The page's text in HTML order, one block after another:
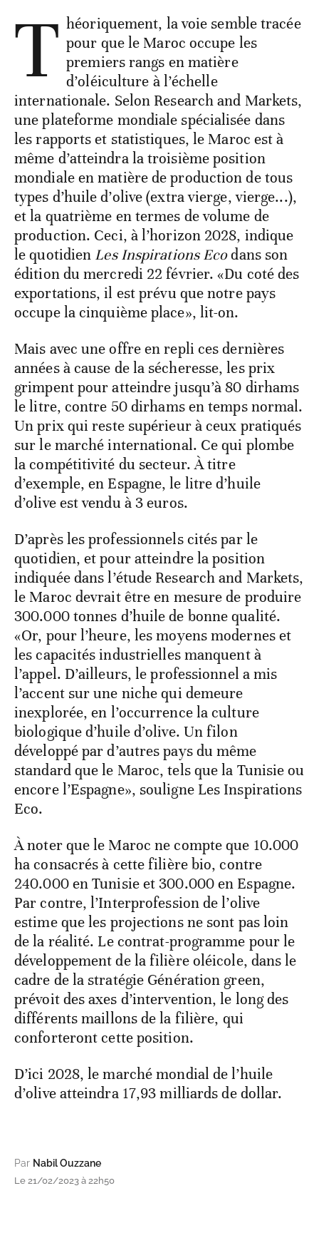
T héoriquement, la voie semble tracée
pour que le Maroc occupe les
premiers rangs en matière
d’oléiculture à l’échelle
internationale. Selon Research and Markets,
une plateforme mondiale spécialisée dans
les rapports et statistiques, le Maroc est à
même d’atteindra la troisième position
mondiale en matière de production de tous
types d’huile d’olive (extra vierge, vierge...),
et la quatrième en termes de volume de
production. Ceci, à l’horizon 2028, indique
le quotidien Les Inspirations Ecodans son
édition du mercredi 22 février. «Du coté des
exportations, il est prévu que notre pays
occupe la cinquième place», lit-on.
Mais avec une offre en repli ces dernières
années à cause de la sécheresse, les prix
grimpent pour atteindre jusqu’à 80 dirhams
le litre, contre 50 dirhams en temps normal.
Un prix qui reste supérieur à ceux pratiqués
sur le marché international. Ce qui plombe
la compétitivité du secteur. À titre
d’exemple, en Espagne, le litre d’huile
d’olive est vendu à 3 euros.
D’après les professionnels cités par le
quotidien, et pour atteindre la position
indiquée dans l’étude Research and Markets,
le Maroc devrait être en mesure de produire
300.000 tonnes d’huile de bonne qualité.
«Or, pour l’heure, les moyens modernes et
les capacités industrielles manquent à
l’appel. D’ailleurs, le professionnel a mis
l’accent sur une niche qui demeure
inexplorée, en l’occurrence la culture
biologique d’huile d’olive. Un filon
développé par d’autres pays du même
standard que le Maroc, tels que la Tunisie ou
encore l’Espagne», souligne Les Inspirations
Eco.
À noter que le Maroc ne compte que 10.000
ha consacrés à cette filière bio, contre
240.000 en Tunisie et 300.000 en Espagne.
Par contre, l’Interprofession de l’olive
estime que les projections ne sont pas loin
de la réalité. Le contrat-programme pour le
développement de la filière oléicole, dans le
cadre de la stratégie Génération green,
prévoit des axes d’intervention, le long des
différents maillons de la filière, qui
conforteront cette position.
D’ici 2028, le marché mondial de l’huile
d’olive atteindra 17,93 milliards de dollar.
Par Nabil Ouzzane
Le 21/02/2023 à 22h50